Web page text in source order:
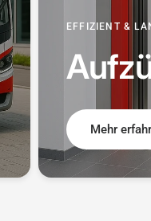
EFFIZIENT &
Mehr